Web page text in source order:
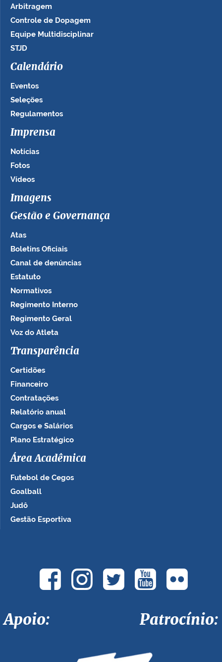
Arbitragem
Controle de Dopagem
Equipe Multidisciplinar
STJD
Calendário
Eventos
Seleções
Regulamentos
Imprensa
Notícias
Fotos
Vídeos
Imagens
Gestão e Governança
Atas
Boletins Oficiais
Canal de denúncias
Estatuto
Normativos
Regimento Interno
Regimento Geral
Voz do Atleta
Transparência
Certidões
Financeiro
Contratações
Relatório anual
Cargos e Salários
Plano Estratégico
Área Acadêmica
Futebol de Cegos
Goalball
Judô
Gestão Esportiva
Apoio: Patrocínio: